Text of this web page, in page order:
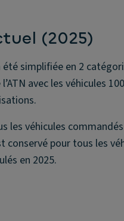
(2025)
été simplifiée en 2
avec les véhicules
les véhicules
conservé pour tous les
en 2025.